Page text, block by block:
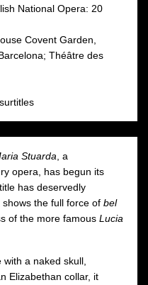
National Opera: 20
Covent Garden,
Théâtre des
Stuarda, a
opera, has begun its
has deservedly
the full force of bel
of the more famous Lucia
a naked skull,
Elizabethan collar, it